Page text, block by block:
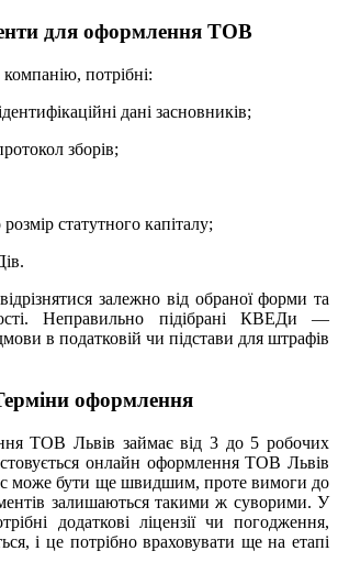
для оформлення ТОВ
потрібні:
дані засновників;
зборів;
статутного капіталу;
залежно від обраної форми та
Неправильно підібрані КВЕДи —
в податковій чи підстави для штрафів
оформлення
ТОВ Львів займає від 3 до 5 робочих
онлайн оформлення ТОВ Львів
може бути ще швидшим, проте вимоги до
залишаються такими ж суворими. У
додаткові ліцензії чи погодження,
і це потрібно враховувати ще на етапі